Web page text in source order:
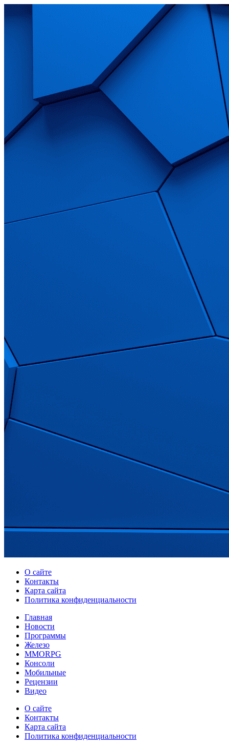
О сайте
Контакты
Карта сайта
Политика конфиденциальности
Главная
Новости
Программы
Железо
MMORPG
Консоли
Мобильные
Рецензии
Видео
О сайте
Контакты
Карта сайта
Политика конфиденциальности